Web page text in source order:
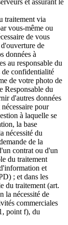
et assurant le
traitement via
vous-même ou
de vous
de
données à
au responsable du
de confidentialité
de votre photo de
Responsable du
d'autres données
pour
à laquelle se
la base
nécessité du
de la
contrat ou d'un
du traitement
et
; et dans les
du traitement (art.
la nécessité de
commerciales
point f), du